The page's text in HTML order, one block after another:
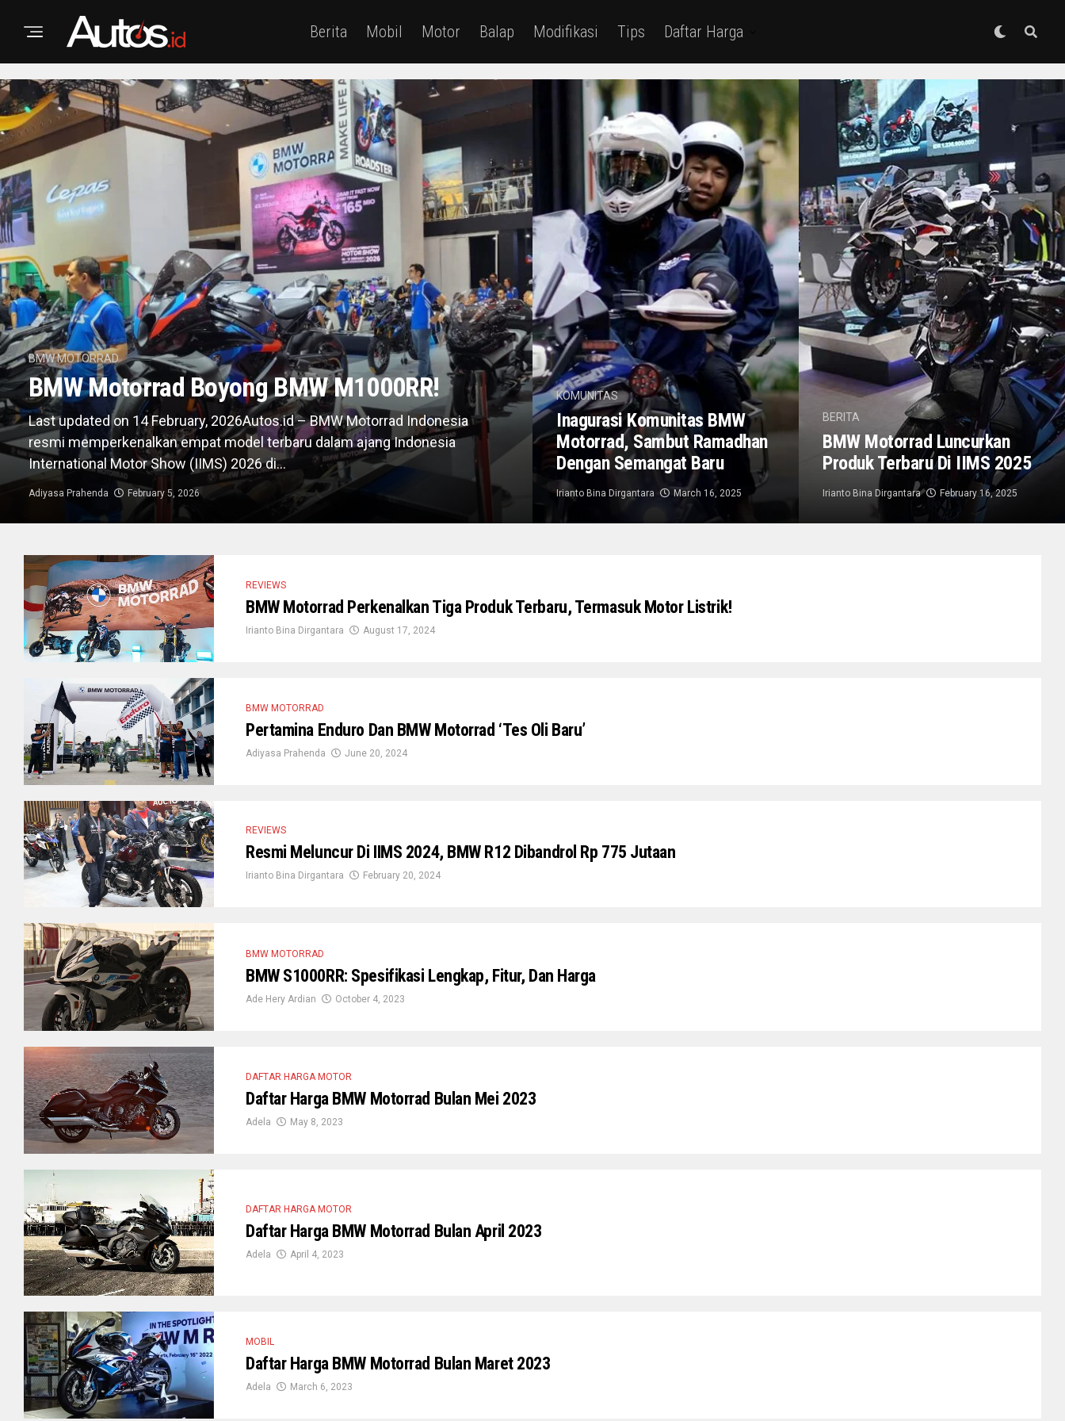
Berita Mobil Motor Balap Modifikasi Tips Daftar Harga
BMW MOTORRAD
BMW Motorrad Boyong BMW M1000RR!
Last updated on 14 February, 2026Autos.id – BMW Motorrad Indonesia
resmi memperkenalkan empat model terbaru dalam ajang Indonesia
International Motor Show (IIMS) 2026 di...
Adiyasa Prahenda February 5, 2026
KOMUNITAS
Inagurasi Komunitas BMW
Motorrad, Sambut Ramadhan
Dengan Semangat Baru
Irianto Bina Dirgantara March 16, 2025
BERITA
BMW Motorrad Luncurkan
Produk Terbaru Di IIMS 2025
Irianto Bina Dirgantara February 16, 2025
REVIEWS
BMW Motorrad Perkenalkan Tiga Produk Terbaru, Termasuk Motor Listrik!
Irianto Bina Dirgantara August 17, 2024
BMW MOTORRAD
Pertamina Enduro Dan BMW Motorrad ‘Tes Oli Baru’
Adiyasa Prahenda June 20, 2024
REVIEWS
Resmi Meluncur Di IIMS 2024, BMW R12 Dibandrol Rp 775 Jutaan
Irianto Bina Dirgantara February 20, 2024
BMW MOTORRAD
BMW S1000RR: Spesifikasi Lengkap, Fitur, Dan Harga
Ade Hery Ardian October 4, 2023
DAFTAR HARGA MOTOR
Daftar Harga BMW Motorrad Bulan Mei 2023
Adela May 8, 2023
DAFTAR HARGA MOTOR
Daftar Harga BMW Motorrad Bulan April 2023
Adela April 4, 2023
MOBIL
Daftar Harga BMW Motorrad Bulan Maret 2023
Adela March 6, 2023